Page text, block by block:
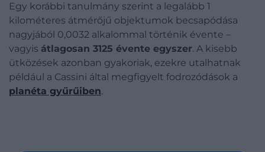
Egy korábbi tanulmány szerint a legalább 1
kilométeres átmérőjű objektumok becsapódása
nagyjából 0,0032 alkalommal történik évente –
vagyis átlagosan 3125 évente egyszer. A kisebb
ütközések azonban gyakoriak, ezekre utalhatnak
például a Cassini által megfigyelt fodrozódások a
planéta gyűrűiben.